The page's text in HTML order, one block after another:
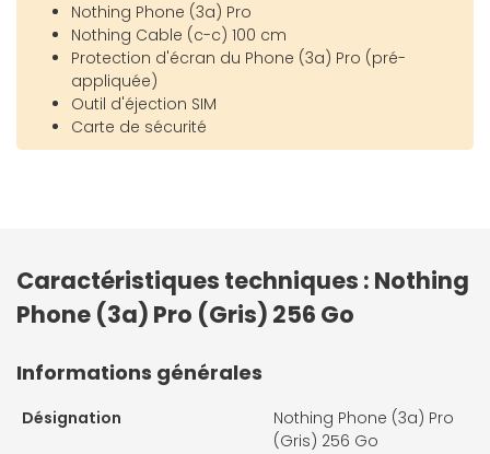
Nothing Phone (3a) Pro
Nothing Cable (c-c) 100 cm
Protection d'écran du Phone (3a) Pro (pré-
appliquée)
Outil d'éjection SIM
Carte de sécurité
Caractéristiques techniques : Nothing
Phone (3a) Pro (Gris) 256 Go
Informations générales
Désignation
Nothing Phone (3a) Pro
(Gris) 256 Go